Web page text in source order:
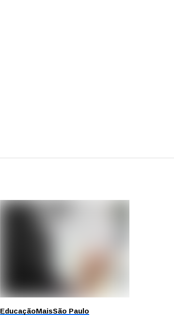
EducaçãoMaisSão Paulo